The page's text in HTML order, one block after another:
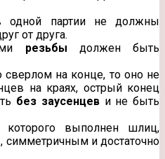
одной партии не должны
от друга.
резьбы должен быть
сверлом на конце, то оно не
на краях, острый конец
без заусенцеви не быть
выполнен шлиц,
, симметричным и достаточно